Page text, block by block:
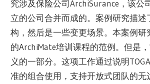
究涉及保险公司ArchiSurance，该公
立的公司合并而成的。案例研究描述
构，然后是一些变更场景。本案例研
的ArchiMate培训课程的范例。但是，
义的一部分。这项工作通过说明
准的组合使用，支持开放式团队的无